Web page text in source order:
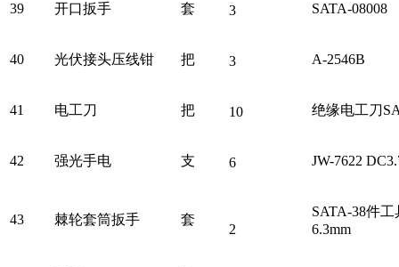
39 开口扳手 套 3 SATA-08008
40 光伏接头压线钳 把 3 A-2546B
41 电工刀 把 10 绝缘电工刀
42 强光手电 支 6 JW-7622
43 棘轮套筒扳手 套
2
SATA-38件工
6.3mm